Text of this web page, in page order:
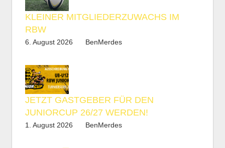
KLEINER MITGLIEDERZUWACHS IM
RBW
6. August 2026 BenMerdes
JETZT GASTGEBER FÜR DEN
JUNIORCUP 26/27 WERDEN!
1. August 2026 BenMerdes